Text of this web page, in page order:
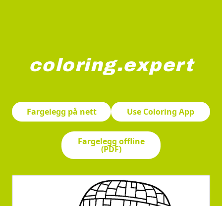
coloring.expert
Fargelegg på nett
Use Coloring App
Fargelegg offline
(PDF)